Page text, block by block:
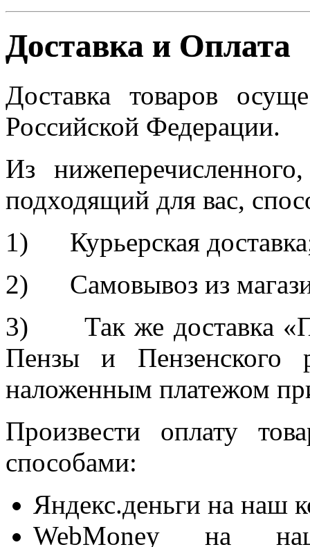
Доставка и Оплата
Доставка товаров
Российской Федерации.
Из
подходящий для вас,
1) Курьерская
2) Самовывоз из
3) Так же доставка
Пензы и Пензенского
наложенным платежом
Произвести оплату
способами:
Яндекс.деньги на наш
WebMoney на